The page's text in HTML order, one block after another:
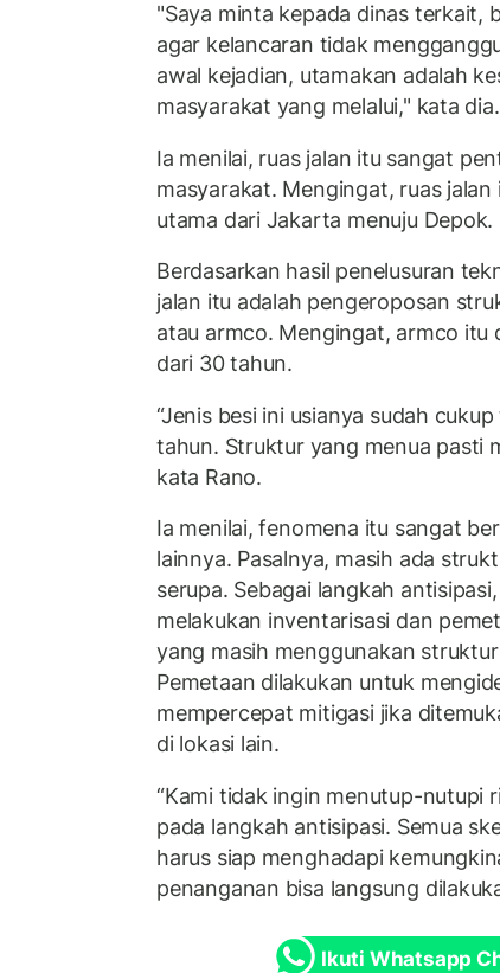
"Saya minta kepada dinas terkait,
agar kelancaran tidak
awal kejadian, utamakan adalah
masyarakat yang melalui," kata dia.
Ia menilai, ruas jalan itu sangat
masyarakat. Mengingat, ruas
utama dari Jakarta menuju Depok.
Berdasarkan hasil penelusuran
jalan itu adalah pengeroposan
atau armco. Mengingat, armco itu
dari 30 tahun.
“Jenis besi ini usianya sudah
tahun. Struktur yang menua pasti
kata Rano.
Ia menilai, fenomena itu sangat
lainnya. Pasalnya, masih ada
serupa. Sebagai langkah
melakukan inventarisasi dan
yang masih menggunakan
Pemetaan dilakukan untuk
mempercepat mitigasi jika
di lokasi lain.
“Kami tidak ingin menutup-nutupi
pada langkah antisipasi. Semua
harus siap menghadapi
penanganan bisa langsung
Ikuti Whatsapp